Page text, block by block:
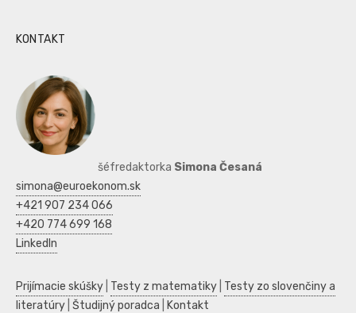
KONTAKT
šéfredaktorka Simona Česaná
simona@euroekonom.sk
+421 907 234 066
+420 774 699 168
LinkedIn
Prijímacie skúšky Testy z matematiky Testy zo slovenčiny a
literatúry Študijný poradca Kontakt